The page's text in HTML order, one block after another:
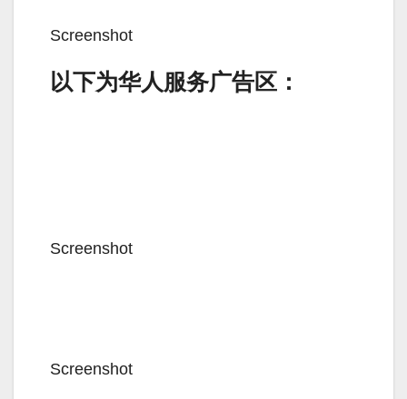
Screenshot
以下为华人服务广告区：
Screenshot
Screenshot